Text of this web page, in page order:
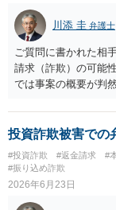
川添 圭 弁護士
ご質問に書かれた相
請求（詐欺）の可能
では事案の概要が判
画面を見て貰いなが
投資詐欺被害での
#投資詐欺 #返金請求 #
#振り込め詐欺
2026年6月23日